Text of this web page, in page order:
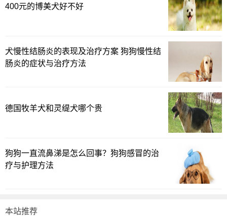
下一页
400元的博美犬好不好
犬慢性结肠炎的表现及治疗方案 狗狗慢性结
肠炎的症状与治疗方法
德国牧羊犬和灵缇犬哪个贵
狗狗一直流鼻涕是怎么回事？狗狗感冒的治
疗与护理方法
本站推荐